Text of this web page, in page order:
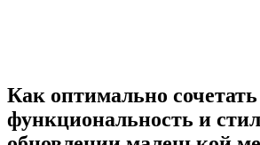
Как оптимально сочетать
функциональность и